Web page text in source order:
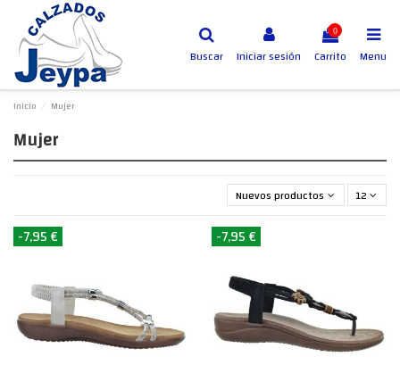
Buscar Iniciar sesión
0
Carrito Menu
Inicio Mujer
Mujer
Nuevos productos primero12
-7,95 € -7,95 €